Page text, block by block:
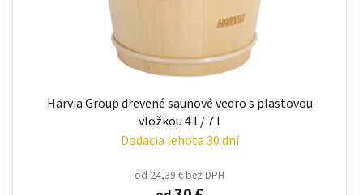
Harvia Group drevené saunové vedro s plastovou
vložkou 4 l / 7 l
Dodacia lehota 30 dní
od 24,39 € bez DPH